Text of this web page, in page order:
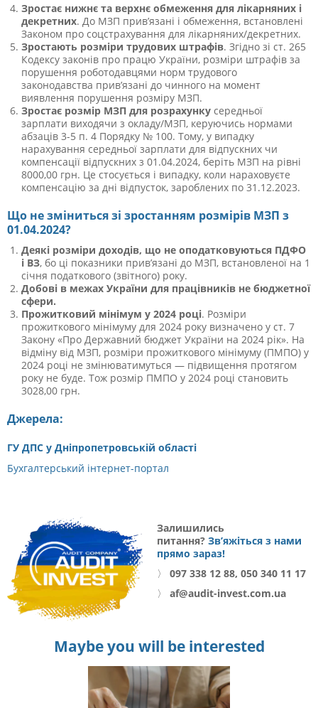
Зростає нижнє та верхнє обмеження для лікарняних і
декретних. До МЗП прив’язані і обмеження, встановлені
Законом про соцстрахування для лікарняних/декретних.
Зростають розміри трудових штрафів. Згідно зі ст. 265
Кодексу законів про працю України, розміри штрафів за
порушення роботодавцями норм трудового
законодавства прив’язані до чинного на момент
виявлення порушення розміру МЗП.
Зростає розмір МЗП для розрахунку середньої
зарплати виходячи з окладу/МЗП, керуючись нормами
абзаців 3-5 п. 4 Порядку № 100. Тому, у випадку
нарахування середньої зарплати для відпускних чи
компенсації відпускних з 01.04.2024, беріть МЗП на рівні
8000,00 грн. Це стосується і випадку, коли нараховуєте
компенсацію за дні відпусток, зароблених по 31.12.2023.
Що не зміниться зі зростанням розмірів МЗП з
01.04.2024?
Деякі розміри доходів, що не оподатковуються ПДФО
і ВЗ, бо ці показники прив’язані до МЗП, встановленої на 1
січня податкового (звітного) року.
Добові в межах України для працівників не бюджетної
сфери.
Прожитковий мінімум у 2024 році. Розміри
прожиткового мінімуму для 2024 року визначено у ст. 7
Закону «Про Державний бюджет України на 2024 рік». На
відміну від МЗП, розміри прожиткового мінімуму (ПМПО) у
2024 році не змінюватимуться — підвищення протягом
року не буде. Тож розмір ПМПО у 2024 році становить
3028,00 грн.
Джерела:
ГУ ДПС у Дніпропетровській області
Бухгалтерський інтернет-портал
Залишились
питання? Зв’яжіться з нами
прямо зараз!
〉
097 338 12 88, 050 340 11 17
〉
af@audit-invest.com.ua
Maybe you will be interested